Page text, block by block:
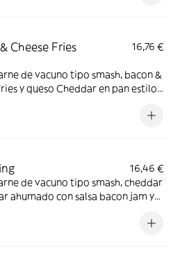
Cheese Fries
16,76 €
de vacuno tipo smash, bacon &
y queso Cheddar en pan estilo
16,46 €
de vacuno tipo smash, cheddar
ahumado con salsa bacon jam y